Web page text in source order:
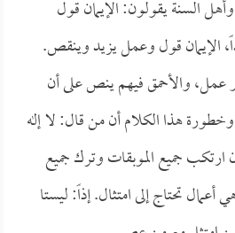
السنة يقولون: الإيمان قول
الإيمان قول وعمل يزيد وينقص.
عمل، والأحمق فيهم ينص على أن
وخطورة هذا الكلام أن من قال: لا إله
ارتكب جميع الموبقات وترك جميع
أعمال تحتاج إلى امتثال. إذاً: ليستا